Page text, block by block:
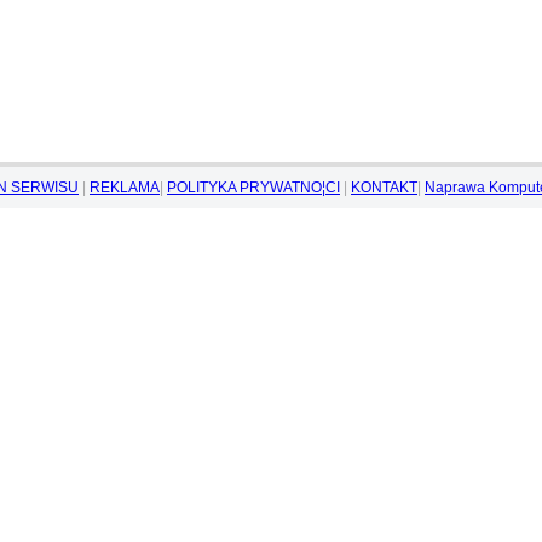
SERWISU REKLAMA POLITYKA PRYWATNO¦CI KONTAKT Naprawa